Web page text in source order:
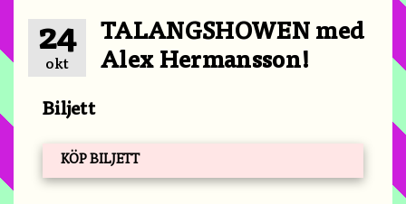
24
okt
TALANGSHOWEN med
Alex Hermansson!
Biljett
KÖP BILJETT